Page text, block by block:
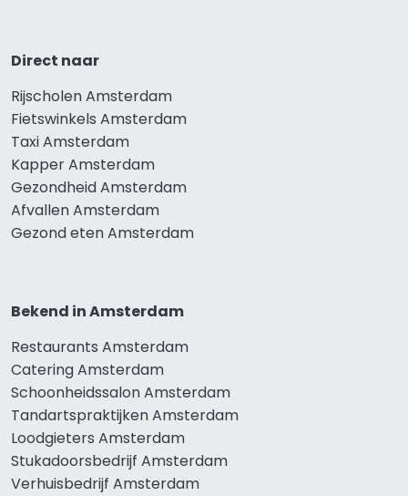
Direct naar
Rijscholen Amsterdam
Fietswinkels Amsterdam
Taxi Amsterdam
Kapper Amsterdam
Gezondheid Amsterdam
Afvallen Amsterdam
Gezond eten Amsterdam
Bekend in Amsterdam
Restaurants Amsterdam
Catering Amsterdam
Schoonheidssalon Amsterdam
Tandartspraktijken Amsterdam
Loodgieters Amsterdam
Stukadoorsbedrijf Amsterdam
Verhuisbedrijf Amsterdam